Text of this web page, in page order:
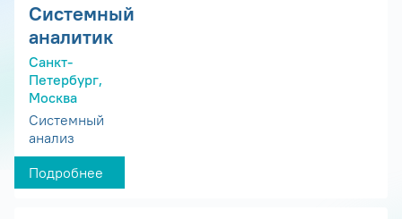
Системный
аналитик
Санкт-
Петербург,
Москва
Системный
анализ
Подробнее